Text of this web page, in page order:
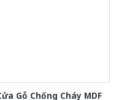
Gỗ Chống Cháy MDF